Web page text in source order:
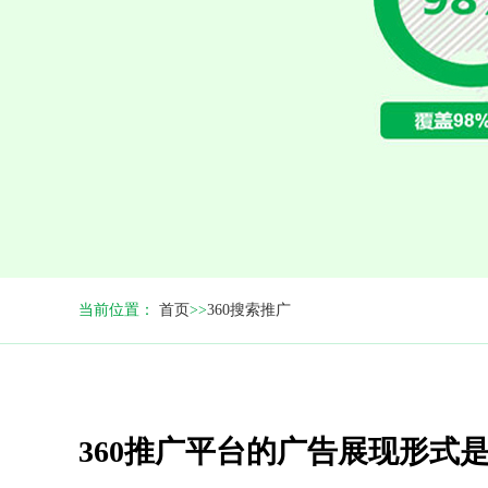
当前位置： 首页>>360搜索推广
360推广平台的广告展现形式